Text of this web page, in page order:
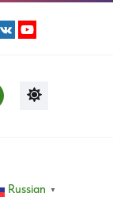
Russian ▼